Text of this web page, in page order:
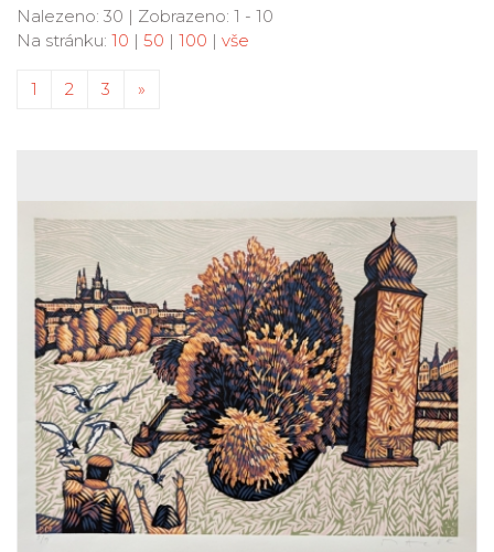
Nalezeno: 30 | Zobrazeno: 1 - 10
Na stránku: 10 | 50 | 100 | vše
1 2 3 »